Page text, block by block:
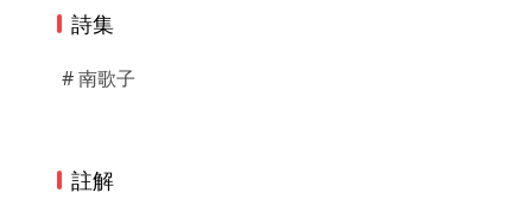
詩集
# 南歌子
註解